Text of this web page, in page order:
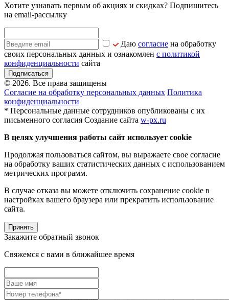
Хотите узнавать первым об акциях и скидках? Подпишитесь
на email-рассылку
Даю согласие на обработку
своих персональных данных и ознакомлен с политикой
конфиденциальности сайта
Подписаться
© 2026. Все права защищены
Согласие на обработку персональных данных Политика
конфиденциальности
* Персональные данные сотрудников опубликованы с их
письменного согласия Создание сайта w-px.ru
В целях улучшения работы сайт использует cookie
Продолжая пользоваться сайтом, вы выражаете свое согласие
на обработку ваших статистических данных с использованием
метрических программ.
В случае отказа вы можете отключить сохранение cookie в
настройках вашего браузера или прекратить использование
сайта.
Принять
Закажите обратный звонок
Свяжемся с вами в ближайшее время